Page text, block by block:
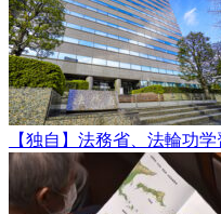
【独自】法務省、法輪功